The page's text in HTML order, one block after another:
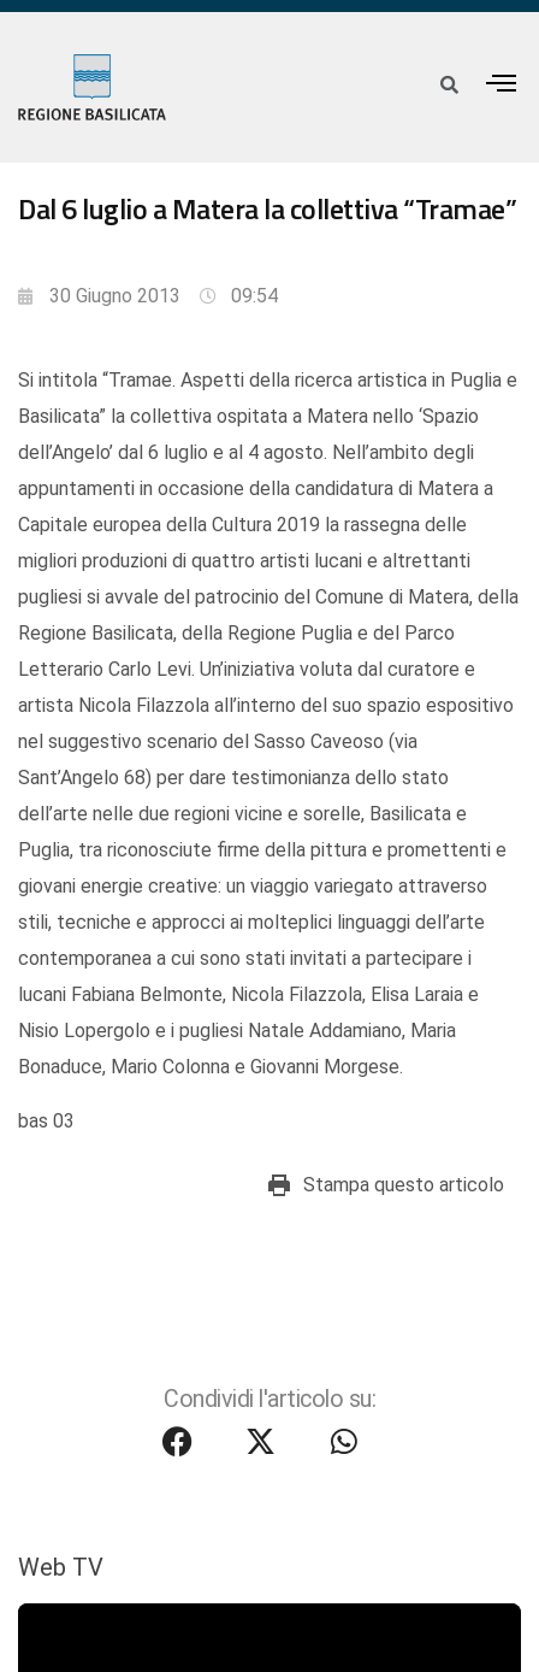
Dal 6 luglio a Matera la collettiva “Tramae”
30 Giugno 2013 09:54
Si intitola “Tramae. Aspetti della ricerca artistica in Puglia e
Basilicata” la collettiva ospitata a Matera nello ‘Spazio
dell’Angelo’ dal 6 luglio e al 4 agosto. Nell’ambito degli
appuntamenti in occasione della candidatura di Matera a
Capitale europea della Cultura 2019 la rassegna delle
migliori produzioni di quattro artisti lucani e altrettanti
pugliesi si avvale del patrocinio del Comune di Matera, della
Regione Basilicata, della Regione Puglia e del Parco
Letterario Carlo Levi. Un’iniziativa voluta dal curatore e
artista Nicola Filazzola all’interno del suo spazio espositivo
nel suggestivo scenario del Sasso Caveoso (via
Sant’Angelo 68) per dare testimonianza dello stato
dell’arte nelle due regioni vicine e sorelle, Basilicata e
Puglia, tra riconosciute firme della pittura e promettenti e
giovani energie creative: un viaggio variegato attraverso
stili, tecniche e approcci ai molteplici linguaggi dell’arte
contemporanea a cui sono stati invitati a partecipare i
lucani Fabiana Belmonte, Nicola Filazzola, Elisa Laraia e
Nisio Lopergolo e i pugliesi Natale Addamiano, Maria
Bonaduce, Mario Colonna e Giovanni Morgese.
bas 03
Stampa questo articolo
Condividi l'articolo su:
Web TV